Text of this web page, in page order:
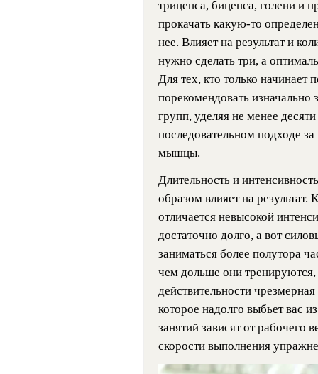
трицепса, бицепса, голени и
прокачать какую-то
нее. Влияет на результат и
нужно сделать три, а
Для тех, кто только
порекомендовать
групп, уделяя не менее
последовательном подходе
мышцы.
Длительность и
образом влияет на
отличается невысокой
достаточно долго, а вот
заниматься более полутора
чем дольше они тренируются,
действительности
которое надолго выбьет вас
занятий зависят от
скорости выполнения